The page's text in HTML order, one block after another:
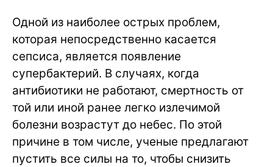
Одной из наиболее острых проблем,
которая непосредственно касается
сепсиса, является появление
супербактерий. В случаях, когда
антибиотики не работают, смертность от
той или иной ранее легко излечимой
болезни возрастут до небес. По этой
причине в том числе, ученые предлагают
пустить все силы на то, чтобы снизить